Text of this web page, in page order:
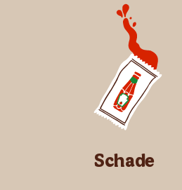
Schade